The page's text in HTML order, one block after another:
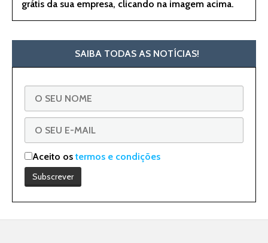
grátis da sua empresa, clicando na imagem acima.
SAIBA TODAS AS NOTÍCIAS!
Aceito ostermos e condições